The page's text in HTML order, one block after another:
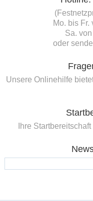
Mo. bis Fr.
Sa.
oder
Unsere Onlinehilfe
Ihre